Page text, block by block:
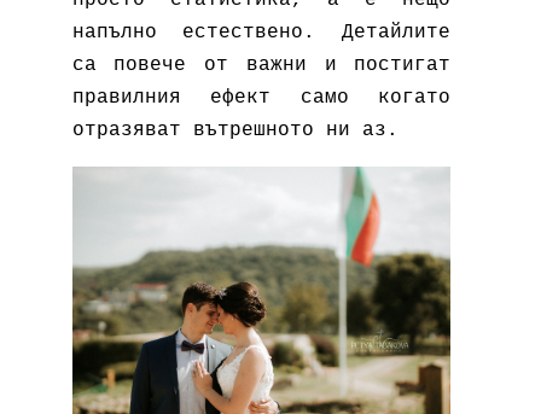
напълно естествено. Детайлите
са повече от важни и постигат
правилния ефект само когато
отразяват вътрешното ни аз.